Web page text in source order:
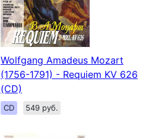
Wolfgang Amadeus Mozart
(1756-1791) - Requiem KV 626
(CD)
CD 549 руб.